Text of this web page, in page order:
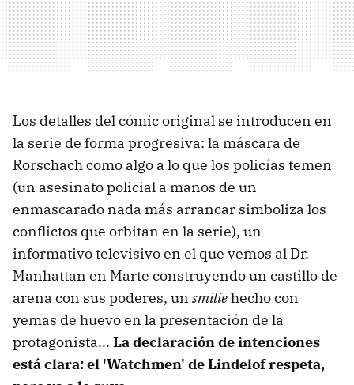
Los detalles del cómic original se introducen en
la serie de forma progresiva: la máscara de
Rorschach como algo a lo que los policías temen
(un asesinato policial a manos de un
enmascarado nada más arrancar simboliza los
conflictos que orbitan en la serie), un
informativo televisivo en el que vemos al Dr.
Manhattan en Marte construyendo un castillo de
arena con sus poderes, un smiliehecho con
yemas de huevo en la presentación de la
protagonista... La declaración de intenciones
está clara: el 'Watchmen' de Lindelof respeta,